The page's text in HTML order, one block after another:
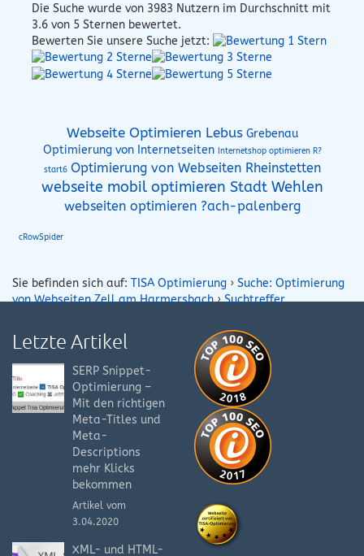
Die Suche wurde von 3983 Nutzern im Durchschnitt mit
3.6 von 5 Sternen bewertet.
Bewerten Sie unsere Suche jetzt:
Webseite Optimieren Lebus Grebenau
Optimierung von Internetseiten
Internetshop optimieren R?
start6 Optimierung von Webseiten Rheinstetten
webseite mobil optimieren Stadt Wehlen
webseiten optimieren ?ach-palenberg
cRowSpider
Sie befinden sich auf: TISA Optimierung › Suche: Optimierung
von Webseiten Zell am Harmersbach›Suchtreffer
Letzte Artikel
SERP Snippet-
Optimierung –
Mit den richtigen
Meta-Titles und
Meta-
Descriptions
mehr Klicks
bekommen
Artikel vom
3.04.2020
XML- und HTML-